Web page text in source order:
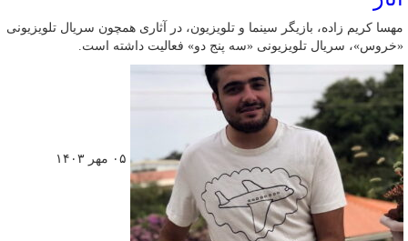
مهسا کریم زاده، بازیگر سینما و تلویزیون، در آثاری همچون سریال تلویزیونی
«خروس»، سریال تلویزیونی «سه پنج دو» فعالیت داشته است.
۰۵ مهر ۱۴۰۳